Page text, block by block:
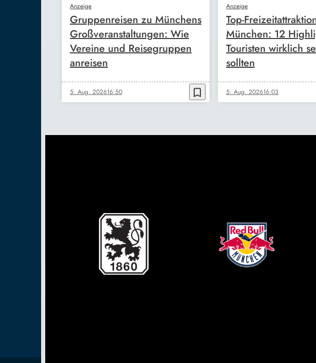
Anzeige
Gruppenreisen zu Münchens
Großveranstaltungen: Wie
Vereine und Reisegruppen
anreisen
5. Aug. 202616:50 bookmark_border
Anzeige
Top-
München: 12
Touristen wirklich
sollten
5. Aug. 202616:03